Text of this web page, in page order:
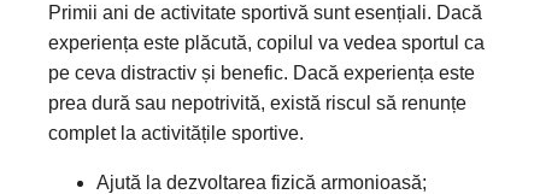
Primii ani de activitate sportivă sunt esențiali. Dacă
experiența este plăcută, copilul va vedea sportul ca
pe ceva distractiv și benefic. Dacă experiența este
prea dură sau nepotrivită, există riscul să renunțe
complet la activitățile sportive.
Ajută la dezvoltarea fizică armonioasă;